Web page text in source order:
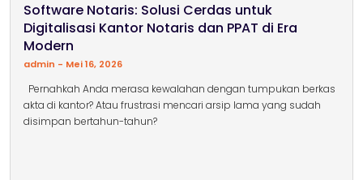
Software Notaris: Solusi Cerdas untuk
Digitalisasi Kantor Notaris dan PPAT di Era
Modern
admin Mei 16, 2026
Pernahkah Anda merasa kewalahan dengan tumpukan berkas
akta di kantor? Atau frustrasi mencari arsip lama yang sudah
disimpan bertahun-tahun?